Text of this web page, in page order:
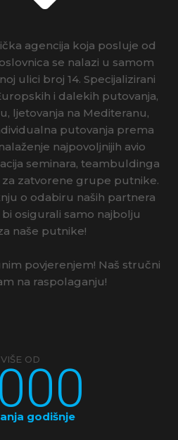
agencija koja posluje od
se nalazi u samom
ulici broj 14. Specijalizirani
i dalekih putovanja,
ljetovanja na Mediteranu,
putovanja prema
najpovoljnijih avio
seminara, teambuldinga
zatvorene grupe putnike.
o odabiru naših partnera
osigurali samo najbolju
naše putnike!
povjerenjem! Naš stručni
na raspolaganju!
VIŠE OD
godišnje